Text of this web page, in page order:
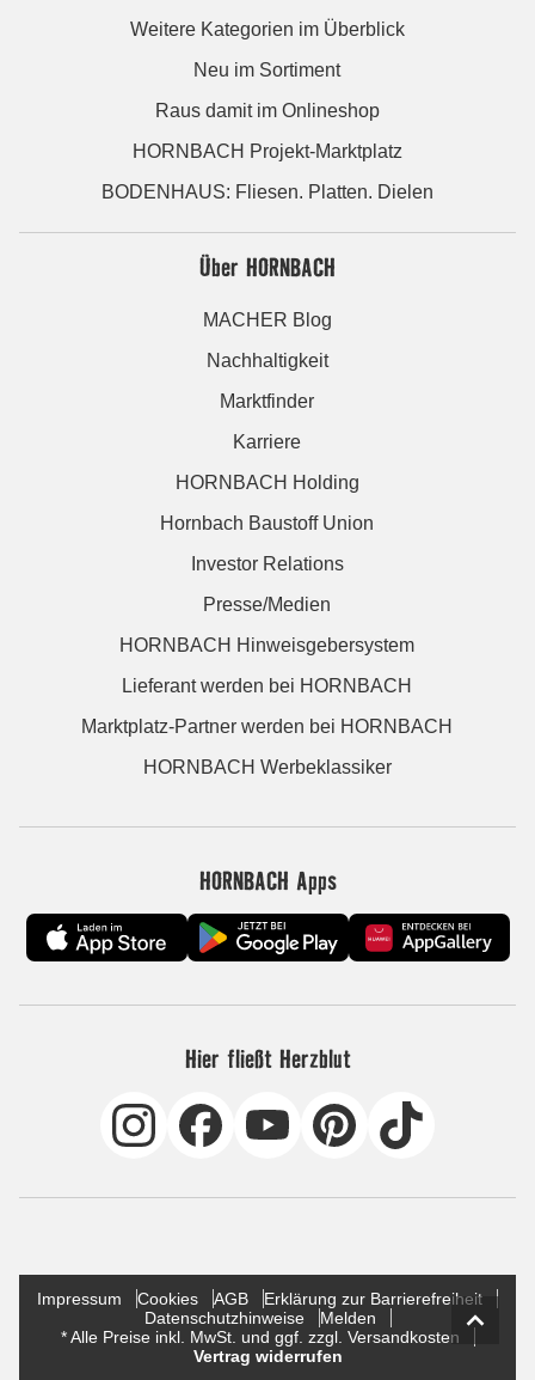
Weitere Kategorien im Überblick
Neu im Sortiment
Raus damit im Onlineshop
HORNBACH Projekt-Marktplatz
BODENHAUS: Fliesen. Platten. Dielen
Über HORNBACH
MACHER Blog
Nachhaltigkeit
Marktfinder
Karriere
HORNBACH Holding
Hornbach Baustoff Union
Investor Relations
Presse/Medien
HORNBACH Hinweisgebersystem
Lieferant werden bei HORNBACH
Marktplatz-Partner werden bei HORNBACH
HORNBACH Werbeklassiker
HORNBACH Apps
Hier fließt Herzblut
Impressum Cookies AGB
Erklärung zur Barrierefreiheit
Datenschutzhinweise
Melden
* Alle Preise inkl. MwSt. und ggf. zzgl. Versandkosten
Vertrag widerrufen